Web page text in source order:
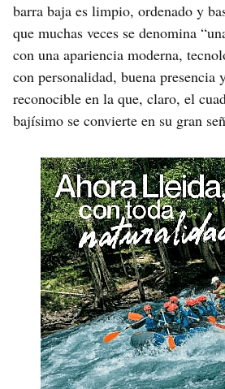
barra baja es limpio, ordenado y
que muchas veces se denomina
con una apariencia moderna,
con personalidad, buena presencia
reconocible en la que, claro, el
bajísimo se convierte en su gran